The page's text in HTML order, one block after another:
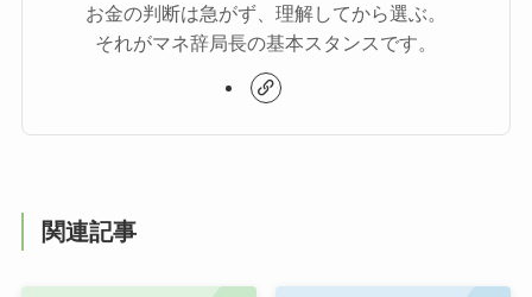
お金の判断は急がず、理解してから選ぶ。
それがマネ辞局長の基本スタンスです。
関連記事